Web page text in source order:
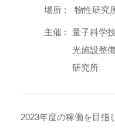
場所 : 物性研究
主催 :
量子科学
光施設整
研究所
2023年度の稼働を目指